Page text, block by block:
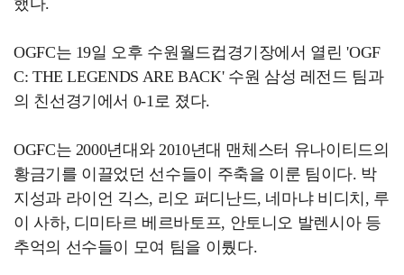
OGFC는 19일 오후 수원월드컵경기장에서 열린 'OGF
C: THE LEGENDS ARE BACK' 수원 삼성 레전드 팀과
의 친선경기에서 0-1로 졌다.
OGFC는 2000년대와 2010년대 맨체스터 유나이티드의
황금기를 이끌었던 선수들이 주축을 이룬 팀이다. 박
지성과 라이언 긱스, 리오 퍼디난드, 네마냐 비디치, 루
이 사하, 디미타르 베르바토프, 안토니오 발렌시아 등
추억의 선수들이 모여 팀을 이뤘다.